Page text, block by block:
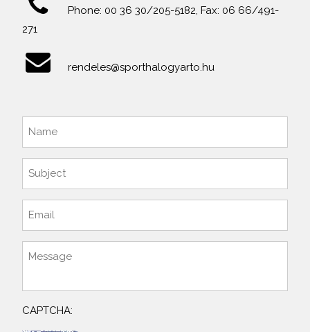
Phone: 00 36 30/205-5182, Fax: 06 66/491-
271
rendeles@sporthalogyarto.hu
CAPTCHA: